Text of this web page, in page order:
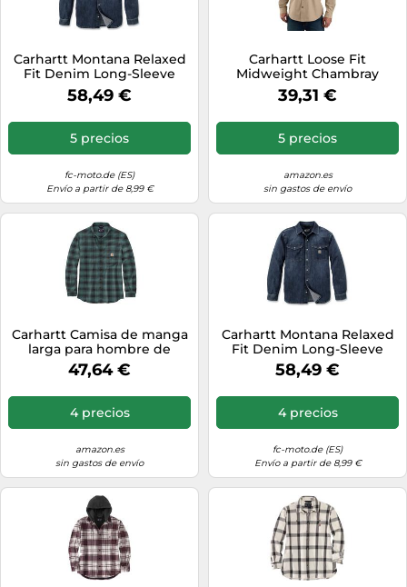
Carhartt Montana Relaxed
Fit Denim Long-Sleeve
Snap Front Camisa, azul
oscuro, Talla XL
58,49 €
5 precios
fc-moto.de (ES)
Envío a partir de 8,99 €
Carhartt Loose Fit
Midweight Chambray
Long-Sleeve Shirt, Camisa
con Botones Work Utility
Chambray,
39,31 €
5 precios
amazon.es
sin gastos de envío
Carhartt Camisa de manga
larga para hombre de
franela L/S a cuadros, Sea
Pine, XXL
47,64 €
4 precios
amazon.es
sin gastos de envío
Carhartt Montana Relaxed
Fit Denim Long-Sleeve
Snap Front Camisa, azul
oscuro, Talla L
58,49 €
4 precios
fc-moto.de (ES)
Envío a partir de 8,99 €